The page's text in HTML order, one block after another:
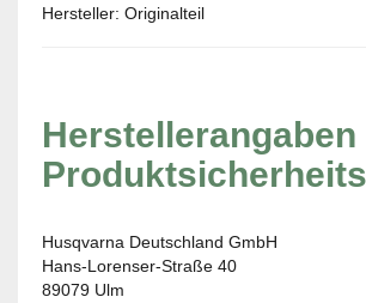
Hersteller: Originalteil
Herstellerangaben
Husqvarna Deutschland GmbH
Hans-Lorenser-Straße 40
89079 Ulm